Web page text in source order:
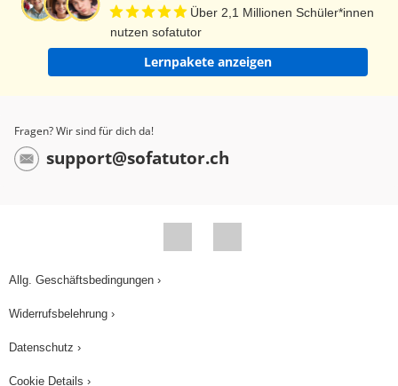
Über 2,1 Millionen Schüler*innen
nutzen sofatutor
Lernpakete anzeigen
Fragen? Wir sind für dich da!
support@sofatutor.ch
Allg. Geschäftsbedingungen ›
Widerrufsbelehrung ›
Datenschutz ›
Cookie Details ›